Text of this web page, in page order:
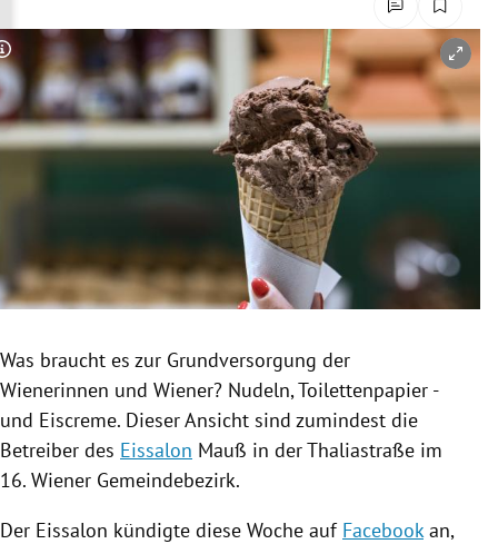
Untermenü
Untermenü
Untermenü
Untermenü
Untermenü
Untermenü
Copyright-Hinweis öffnen/schließen
Was braucht es zur Grundversorgung der
Wienerinnen und Wiener? Nudeln, Toilettenpapier -
und Eiscreme. Dieser Ansicht sind zumindest die
Betreiber des Eissalon Mauß in der Thaliastraße im
16. Wiener Gemeindebezirk.
Der Eissalon kündigte diese Woche auf Facebookan,